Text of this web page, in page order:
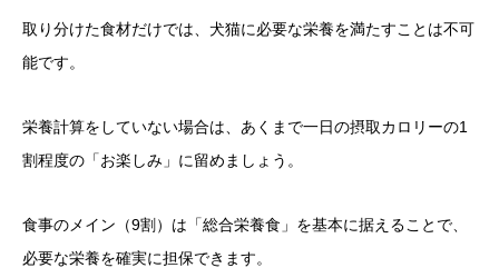
取り分けた食材だけでは、犬猫に必要な栄養を満たすことは不可
能です。
栄養計算をしていない場合は、あくまで一日の摂取カロリーの1
割程度の「お楽しみ」に留めましょう。
食事のメイン（9割）は「総合栄養食」を基本に据えることで、
必要な栄養を確実に担保できます。